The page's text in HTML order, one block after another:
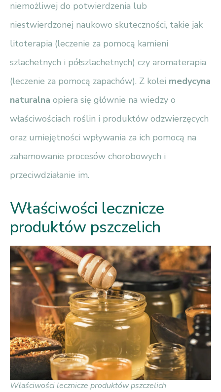
niemożliwej do potwierdzenia lub
niestwierdzonej naukowo skuteczności, takie jak
litoterapia (leczenie za pomocą kamieni
szlachetnych i półszlachetnych) czy aromaterapia
(leczenie za pomocą zapachów). Z kolei medycyna
naturalna opiera się głównie na wiedzy o
właściwościach roślin i produktów odzwierzęcych
oraz umiejętności wpływania za ich pomocą na
zahamowanie procesów chorobowych i
przeciwdziałanie im.
Właściwości lecznicze
produktów pszczelich
Właściwości lecznicze produktów pszczelich